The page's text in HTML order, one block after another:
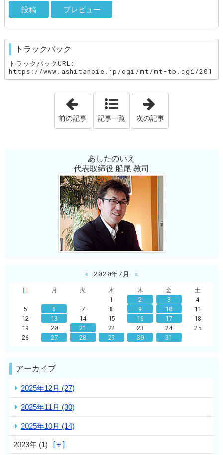
トラックバック
トラックバックURL:
https://www.ashitanoie.jp/cgi/mt/mt-tb.cgi/201
「あじさい」
前の記事 記事一覧 次の記事
あしたのいえ
代表取締役 船尾 教司
« 2020年7月
»
日
月 火 水 木 金
土
1
2 3
4
5
6 7 8 9 10
11
12
13 14 15 16 17
18
19
20 21 22 23 24
25
26
27 28 29 30 31
アーカイブ
2025年12月 (27)
2025年11月 (30)
2025年10月 (14)
2023年 (1)